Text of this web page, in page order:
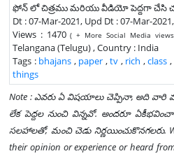
ఫోన్ లో చిత్రము మరియు వీడియో పెద్దగా చేసి
Dt : 07-Mar-2021, Upd Dt : 07-Mar-
Views : 1470( + More Social Media
Telangana (Telugu) , Country : India
Tags : bhajans , paper ,tv , rich ,class ,
things
Note : ఎవరు ఏ విషయాలు చెప్పినా, అది
లేక పెద్దల నుంచి విన్నవో. అందరూ
సలహాలతో, మంచి చెడు నిర్ణయించుకొనగలరు.
their opinion or experience or heard